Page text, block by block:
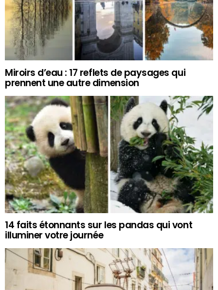
Miroirs d’eau : 17 reflets de paysages qui
prennent une autre dimension
14 faits étonnants sur les pandas qui vont
illuminer votre journée